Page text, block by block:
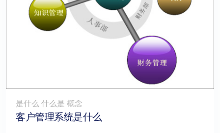
是什么 什么是 概念
客户管理系统是什么